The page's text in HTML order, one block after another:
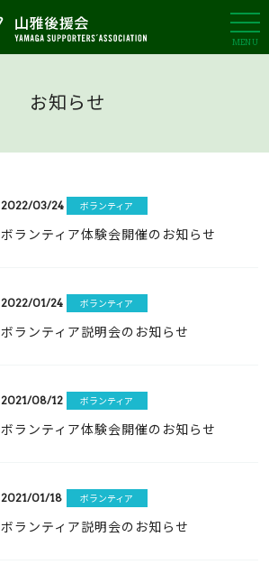
MENU
お知らせ
2022/03/24 ボランティア
ボランティア体験会開催のお知らせ
2022/01/24 ボランティア
ボランティア説明会のお知らせ
2021/08/12 ボランティア
ボランティア体験会開催のお知らせ
2021/01/18 ボランティア
ボランティア説明会のお知らせ